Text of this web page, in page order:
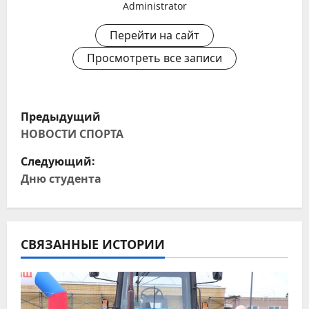
Administrator
Перейти на сайт
Просмотреть все записи
Н
а
в
а
ц
Предыдущий
НОВОСТИ СПОРТА
Следующий:
Дню студента
СВЯЗАННЫЕ ИСТОРИИ